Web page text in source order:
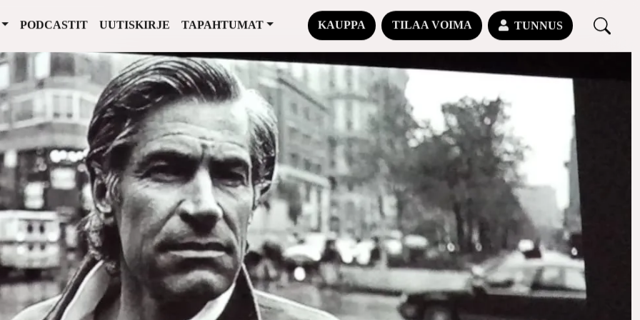
PODCASTIT UUTISKIRJE TAPAHTUMAT KAUPPA TILAA VOIMA TUNNUS